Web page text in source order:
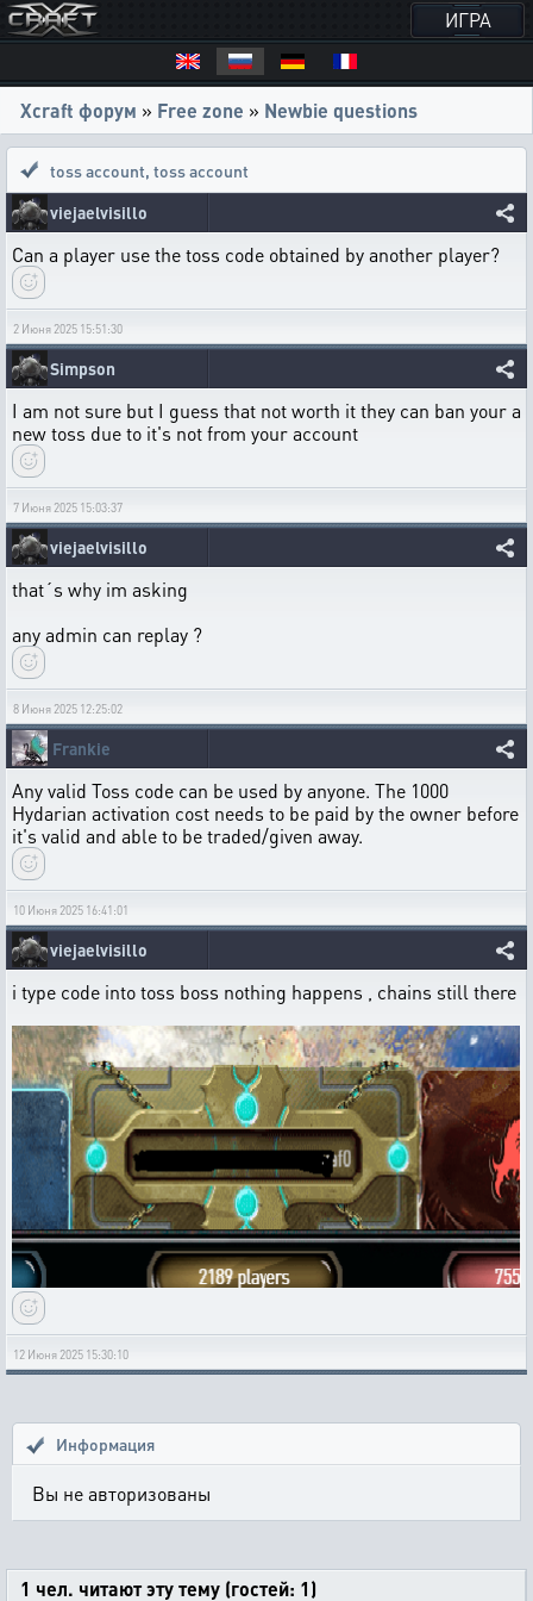
ИГРА
Xcraft форум » Free zone » Newbie questions
toss account, toss account
viejaelvisillo
Can a player use the toss code obtained by another player?
2 Июня 2025 15:51:30
Simpson
I am not sure but I guess that not worth it they can ban your a
new toss due to it's not from your account
7 Июня 2025 15:03:37
viejaelvisillo
that´s why im asking
any admin can replay ?
8 Июня 2025 12:25:02
Frankie
Any valid Toss code can be used by anyone. The 1000
Hydarian activation cost needs to be paid by the owner before
it's valid and able to be traded/given away.
10 Июня 2025 16:41:01
viejaelvisillo
i type code into toss boss nothing happens , chains still there
12 Июня 2025 15:30:10
Информация
Вы не авторизованы
1 чел. читают эту тему (гостей: 1)